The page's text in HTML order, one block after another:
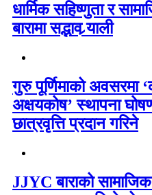
धार्मिक सहिष्णुता र
बारामा सद्भाव र्‍याली
गुरु पूर्णिमाको अवसरमा
अक्षयकोष’ स्थापना
छात्रवृत्ति प्रदान गरिने
JJYC बाराको